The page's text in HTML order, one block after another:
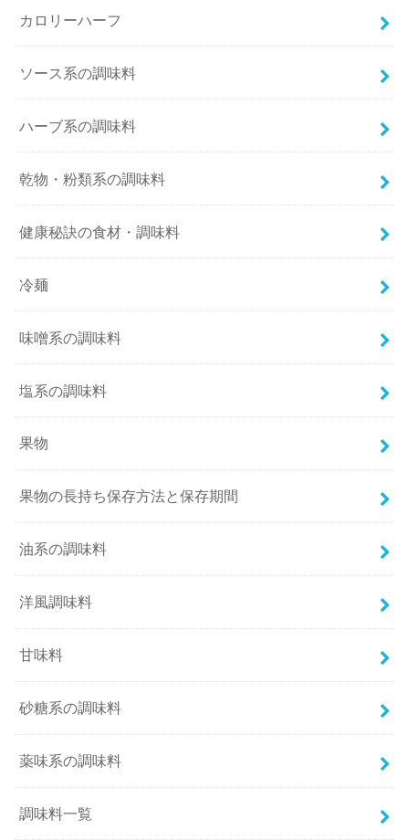
カロリーハーフ
ソース系の調味料
ハーブ系の調味料
乾物・粉類系の調味料
健康秘訣の食材・調味料
冷麺
味噌系の調味料
塩系の調味料
果物
果物の長持ち保存方法と保存期間
油系の調味料
洋風調味料
甘味料
砂糖系の調味料
薬味系の調味料
調味料一覧